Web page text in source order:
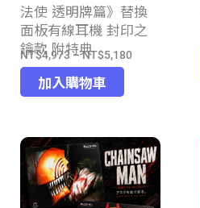
面
選
擇
選
法使 透明牌篇》替換
面板有線耳機 封印之
鑰款 附特典
NT$4,973–NT$5,180價
NT$4,973
到
NT$5,180
加入購物車